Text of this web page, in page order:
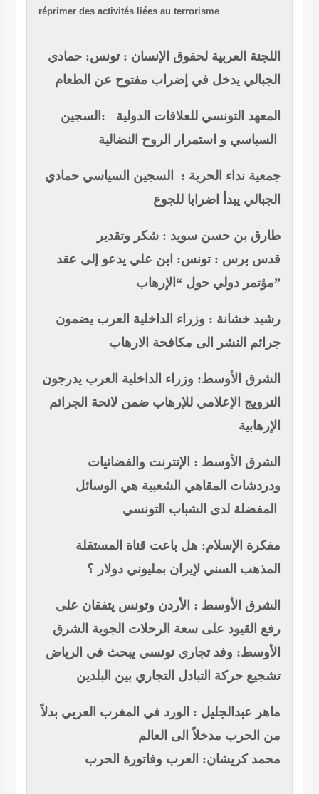
réprimer des activités liées au terrorisme
اللجنة العربية لحقوق الإنسان : تونس: حمادي
الجبالي يدخل في إضراب مفتوح عن الطعام
المعهد التونسي للعلاقات الدولية :السجين
جمعية نداء الحرية : السجين السياسي حمادي
الجبالي يبدأ اضرابا للجوع
طارق بن حسن سويد : شكر وتقدير
قدس برس : تونس: ابن علي يدعو إلى عقد
مؤتمر دولي حول “الإرهاب”
جرائم النشر الى مكافحة الارهاب
الشرق الأوسط: وزراء الداخلية العرب يدرجون
الترويج الإعلامي للإرهاب ضمن لائحة الجرائم
الإرهابية
الشرق الأوسط : الإنترنت والفضائيات
ودردشات المقاهي الشعبية هي الوسائل
مفكرة الإسلام: هل باعت قناة المستقلة
المذهب السني لإيران بمليوني دولار ؟
الشرق الأوسط : الأردن وتونس يتفقان على
رفع القيود على سعة الرحلات الجوية الشرق
الأوسط: وفد تجاري تونسي يبحث في الرياض
تشجيع حركة التبادل التجاري بين البلدين
ماهر عبدالجليل : الورد في المغرب العربي بدلاً
من الحرب مدخلاً الى العالم
محمد كريشان: العرب وفاتورة الحرب